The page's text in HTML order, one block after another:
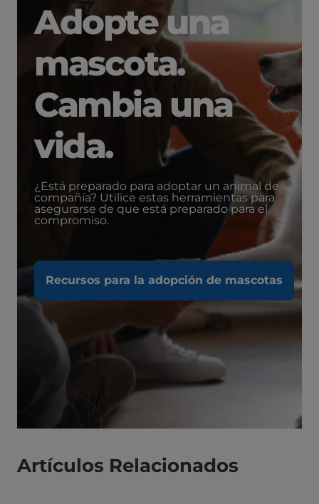
Adopte una
mascota.
Cambia una
vida.
¿Está preparado para adoptar un animal de
compañía? Utilice estas herramientas para
asegurarse de que está preparado para el
compromiso.
Recursos para la adopción de mascotas
Artículos Relacionados